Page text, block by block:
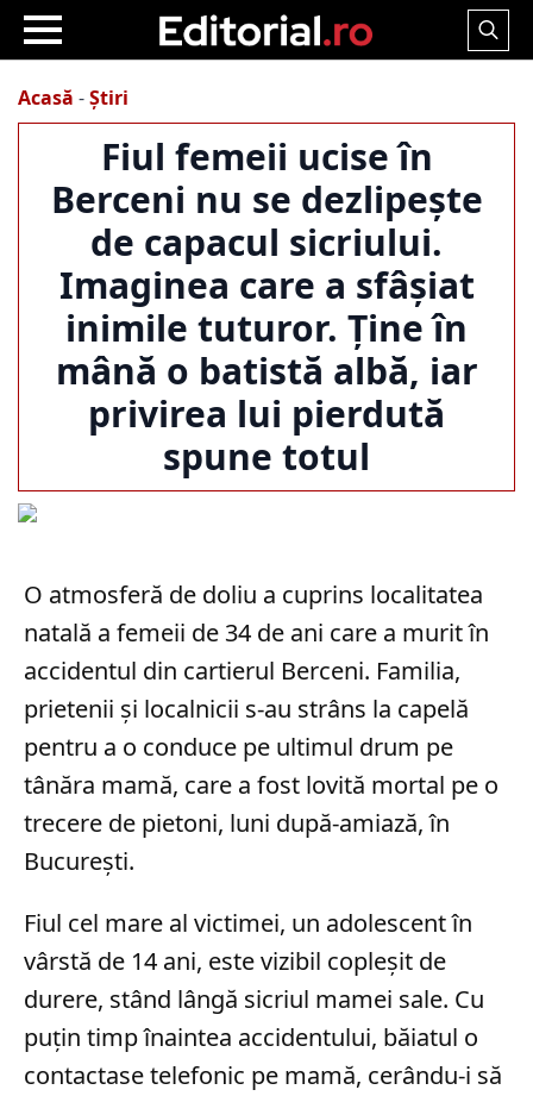
Search
Acasă -Știri
Fiul femeii ucise în
Berceni nu se dezlipește
de capacul sicriului.
Imaginea care a sfâșiat
inimile tuturor. Ține în
mână o batistă albă, iar
privirea lui pierdută
spune totul
O atmosferă de doliu a cuprins localitatea
natală a femeii de 34 de ani care a murit în
accidentul din cartierul Berceni. Familia,
prietenii și localnicii s-au strâns la capelă
pentru a o conduce pe ultimul drum pe
tânăra mamă, care a fost lovită mortal pe o
trecere de pietoni, luni după-amiază, în
București.
Fiul cel mare al victimei, un adolescent în
vârstă de 14 ani, este vizibil copleșit de
durere, stând lângă sicriul mamei sale. Cu
puțin timp înaintea accidentului, băiatul o
contactase telefonic pe mamă, cerându-i să